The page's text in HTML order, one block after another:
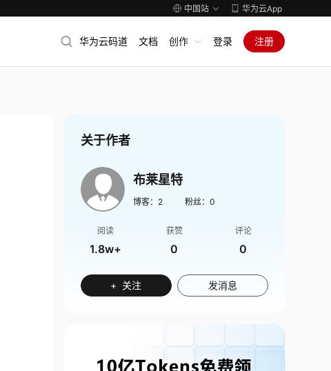
中国站 华为云App
华为云码道 文档 创作 登录 注册
关于作者
布莱星特
博客： 2 粉丝： 0
阅读
1.8w+
获赞
0
评论
0
+ 关注 发消息